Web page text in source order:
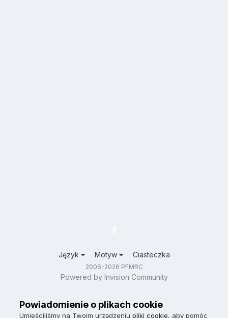
Język Motyw Ciasteczka
2006-2026 PFMRC
Powered by Invision Community
Powiadomienie o plikach cookie
Umieściliśmy na Twoim urządzeniu pliki cookie, aby pomóc